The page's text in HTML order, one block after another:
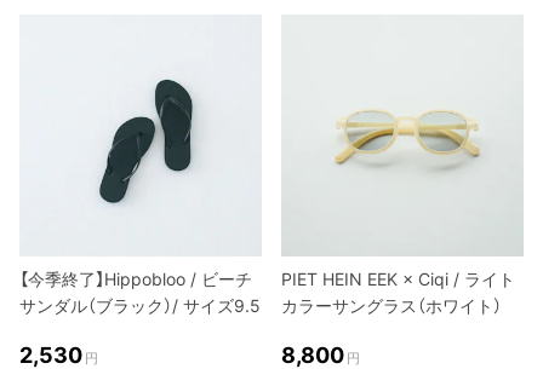
【今季終了】Hippobloo / ビーチ
サンダル（ブラック）/ サイズ9.5
2,530 円
PIET HEIN EEK × Ciqi / ライト
カラーサングラス（ホワイト）
8,800 円